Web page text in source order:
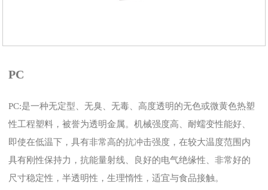
​PC
PC:是一种无定型、无臭、无毒、高度透明的无色或微黄色热塑
性工程塑料，被誉为透明金属。机械强度高、耐蠕变性能好、
即使在低温下，具有非常高的抗冲击强度，在较大温度范围内
具有刚性保持力，抗能量射线、良好的电气绝缘性、非常好的
尺寸稳定性，半透明性，生理惰性，适宜与食品接触。